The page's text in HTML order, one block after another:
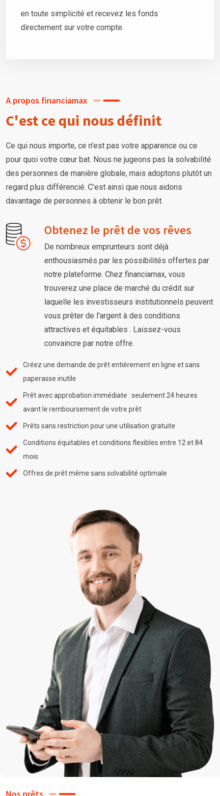
en toute simplicité et recevez les fonds
directement sur votre compte.
A propos financiamax
C'est ce qui nous définit
Ce qui nous importe, ce n'est pas votre apparence ou ce
pour quoi votre cœur bat. Nous ne jugeons pas la solvabilité
des personnes de manière globale, mais adoptons plutôt un
regard plus différencié. C’est ainsi que nous aidons
davantage de personnes à obtenir le bon prêt.
Obtenez le prêt de vos rêves
De nombreux emprunteurs sont déjà
enthousiasmés par les possibilités offertes par
notre plateforme. Chez financiamax, vous
trouverez une place de marché du crédit sur
laquelle les investisseurs institutionnels peuvent
vous prêter de l'argent à des conditions
attractives et équitables . Laissez-vous
convaincre par notre offre.
Créez une demande de prêt entièrement en ligne et sans
paperasse inutile
Prêt avec approbation immédiate : seulement 24 heures
avant le remboursement de votre prêt
Prêts sans restriction pour une utilisation gratuite
Conditions équitables et conditions flexibles entre 12 et 84
mois
Offres de prêt même sans solvabilité optimale